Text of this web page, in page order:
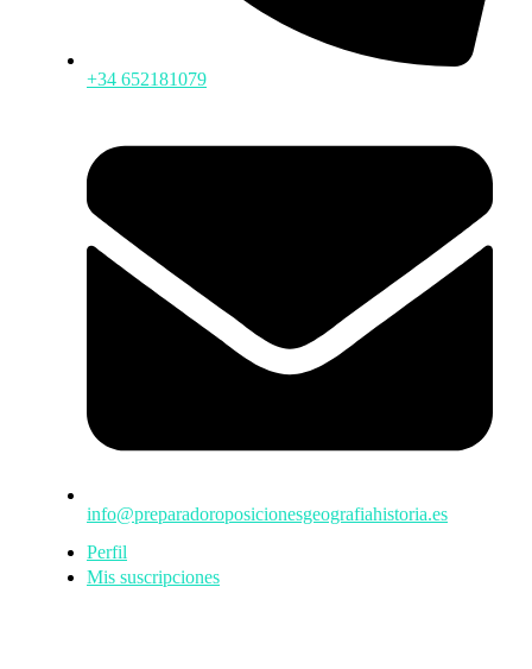
+34 652181079
info@preparadoroposicionesgeografiahistoria.es
Perfil
Mis suscripciones